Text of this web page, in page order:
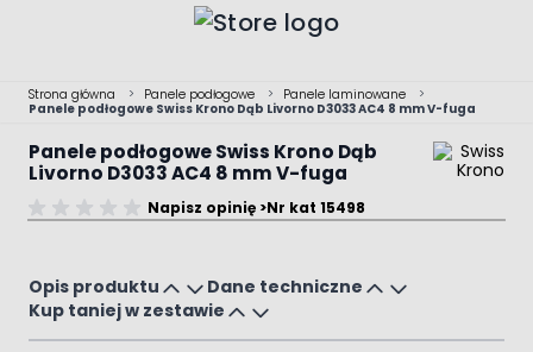
Strona główna > Panele podłogowe > Panele laminowane
>
Panele podłogowe Swiss Krono Dąb Livorno D3033 AC4 8 mm V-fuga
Panele podłogowe Swiss Krono Dąb
Livorno D3033 AC4 8 mm V-fuga
Napisz opinię >Nr kat 15498
Main image
Click to view image in fullscreen
Opis produktu
Dane techniczne
Kup taniej w zestawie